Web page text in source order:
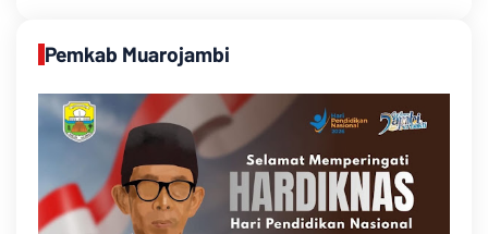
Pemkab Muarojambi